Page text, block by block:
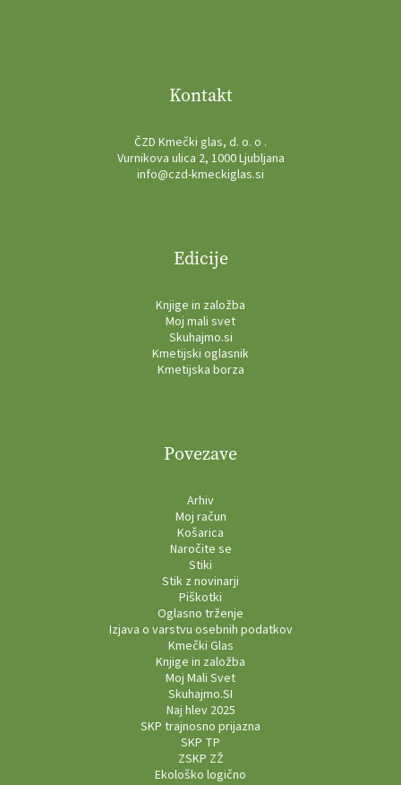
Kontakt
ČZD Kmečki glas, d. o. o .
Vurnikova ulica 2, 1000 Ljubljana
info@czd-kmeckiglas.si
Edicije
Knjige in založba
Moj mali svet
Skuhajmo.si
Kmetijski oglasnik
Kmetijska borza
Povezave
Arhiv
Moj račun
Košarica
Naročite se
Stiki
Stik z novinarji
Piškotki
Oglasno trženje
Izjava o varstvu osebnih podatkov
Kmečki Glas
Knjige in založba
Moj Mali Svet
Skuhajmo.SI
Naj hlev 2025
SKP trajnosno prijazna
SKP TP
ZSKP ZŽ
Ekološko logično